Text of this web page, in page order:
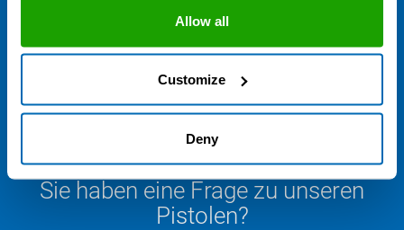
Allow all
Customize
Deny
Sie haben eine Frage zu unseren
Pistolen?